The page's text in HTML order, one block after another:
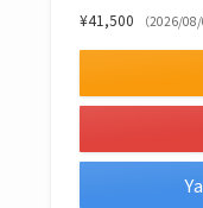
¥41,500 （2026/